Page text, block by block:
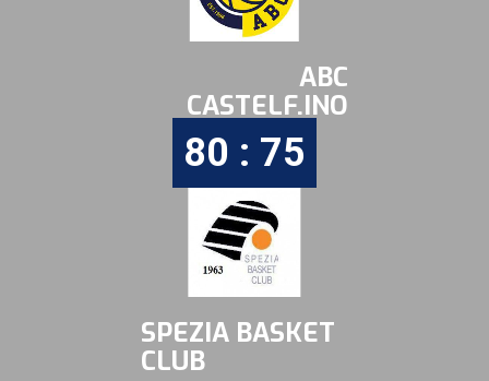
ABC
CASTELF.INO
80 : 75
SPEZIA BASKET
CLUB